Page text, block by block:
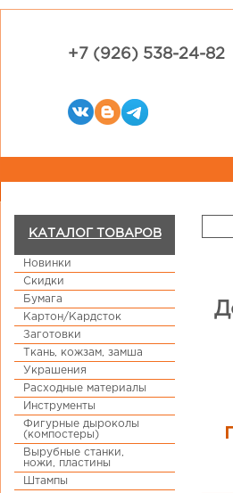
+7 (926) 538-24-82
КАТАЛОГ ТОВАРОВ
Новинки
Скидки
Бумага
Картон/Кардсток
Заготовки
Ткань, кожзам, замша
Украшения
Расходные материалы
Инструменты
Фигурные дыроколы
(компостеры)
Вырубные станки,
ножи, пластины
Штампы